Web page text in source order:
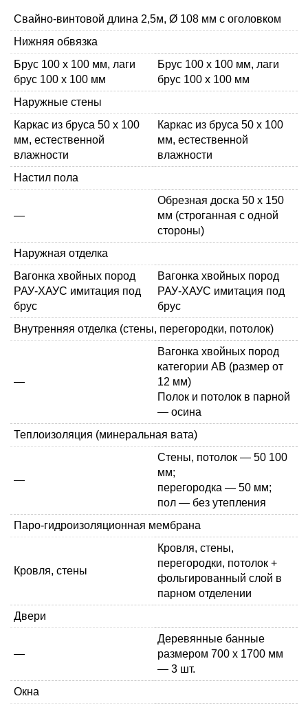
Свайно-винтовой длина 2,5м, Ø 108 мм с оголовком
Нижняя обвязка
Брус 100 x 100 мм, лаги
брус 100 x 100 мм
Брус 100 x 100 мм, лаги
брус 100 x 100 мм
Наружные стены
Каркас из бруса 50 х 100
мм, естественной
влажности
Каркас из бруса 50 х 100
мм, естественной
влажности
Настил пола
—
Обрезная доска 50 х 150
мм (строганная с одной
стороны)
Наружная отделка
Вагонка хвойных пород
РАУ-ХАУС имитация под
брус
Вагонка хвойных пород
РАУ-ХАУС имитация под
брус
Внутренняя отделка (стены, перегородки, потолок)
—
Вагонка хвойных пород
категории АВ (размер от
12 мм)
Полок и потолок в парной
— осина
Теплоизоляция (минеральная вата)
—
Стены, потолок — 50 100
мм;
перегородка — 50 мм;
пол — без утепления
Паро-гидроизоляционная мембрана
Кровля, стены
Кровля, стены,
перегородки, потолок +
фольгированный слой в
парном отделении
Двери
—
Деревянные банные
размером 700 x 1700 мм
— 3 шт.
Окна